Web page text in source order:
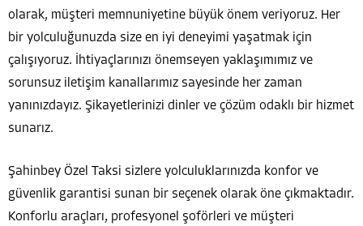
olarak, müşteri memnuniyetine büyük önem veriyoruz. Her
bir yolculuğunuzda size en iyi deneyimi yaşatmak için
çalışıyoruz. İhtiyaçlarınızı önemseyen yaklaşımımız ve
sorunsuz iletişim kanallarımız sayesinde her zaman
yanınızdayız. Şikayetlerinizi dinler ve çözüm odaklı bir hizmet
sunarız.
Şahinbey Özel Taksi sizlere yolculuklarınızda konfor ve
güvenlik garantisi sunan bir seçenek olarak öne çıkmaktadır.
Konforlu araçları, profesyonel şoförleri ve müşteri